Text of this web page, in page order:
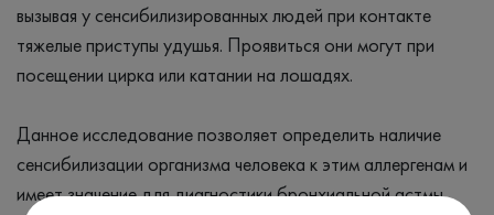
вызывая у сенсибилизированных людей при контакте
тяжелые приступы удушья. Проявиться они могут при
посещении цирка или катании на лошадях.
Данное исследование позволяет определить наличие
сенсибилизации организма человека к этим аллергенам и
имеет значение для диагностики бронхиальной астмы,